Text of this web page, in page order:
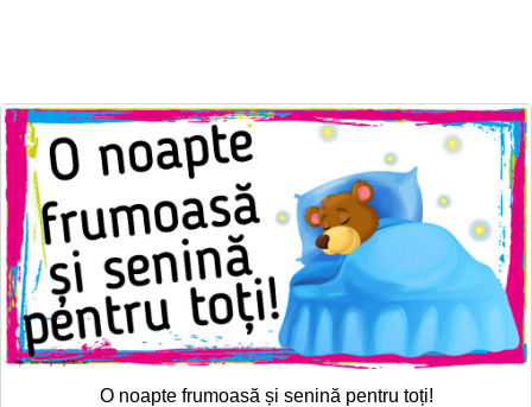
O noapte frumoasă și senină pentru toți!